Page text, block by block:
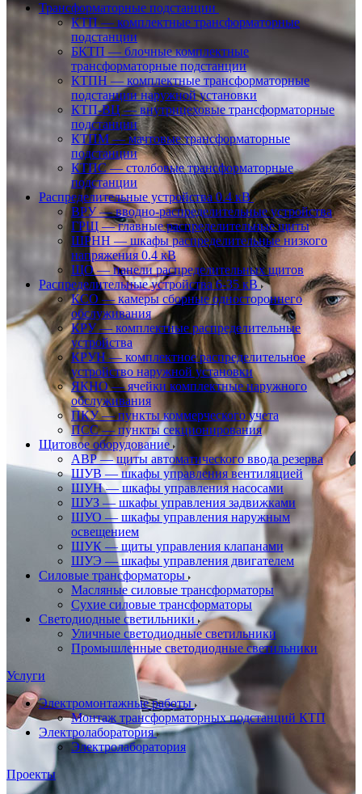
Трансформаторные подстанции
КТП — комплектные трансформаторные
подстанции
БКТП — блочные комплектные
трансформаторные подстанции
КТПН — комплектные трансформаторные
подстанции наружной установки
КТП-ВЦ — внутрицеховые трансформаторные
подстанции
КТПМ — мачтовые трансформаторные
подстанции
КТПС — столбовые трансформаторные
подстанции
Распределительные устройства 0.4 кВ
ВРУ — вводно-распределительные устройства
ГРЩ — главные распределительные щиты
ШРНН — шкафы распределительные низкого
напряжения 0.4 кВ
ЩО — панели распределительных щитов
Распределительные устройства 6-35 кВ
КСО — камеры сборные одностороннего
обслуживания
КРУ — комплектные распределительные
устройства
КРУН — комплектное распределительное
устройство наружной установки
ЯКНО — ячейки комплектные наружного
обслуживания
ПКУ — пункты коммерческого учета
ПСС — пункты секционирования
Щитовое оборудование
АВР — щиты автоматического ввода резерва
ШУВ — шкафы управления вентиляцией
ШУН — шкафы управления насосами
ШУЗ — шкафы управления задвижками
ШУО — шкафы управления наружным
освещением
ШУК — щиты управления клапанами
ШУЭ — шкафы управления двигателем
Силовые трансформаторы
Масляные силовые трансформаторы
Сухие силовые трансформаторы
Светодиодные светильники
Уличные светодиодные светильники
Промышленные светодиодные светильники
Услуги
Электромонтажные работы
Монтаж трансформаторных подстанций КТП
Электролаборатория
Электролаборатория
Проекты